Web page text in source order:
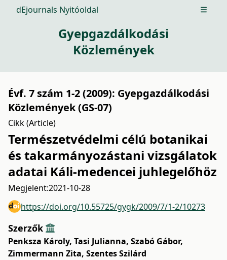
dEjournals Nyitóoldal Open
Gyepgazdálkodási
Közlemények
Évf. 7 szám 1-2 (2009): Gyepgazdálkodási
Közlemények (GS-07)
Cikk (Article)
Természetvédelmi célú botanikai
és takarmányozástani vizsgálatok
adatai Káli-medencei juhlegelőhöz
Megjelent:2021-10-28
https://doi.org/10.55725/gygk/2009/7/1-2/10273
Szerzők
Penksza Károly, Tasi Julianna, Szabó Gábor,
Zimmermann Zita, Szentes Szilárd